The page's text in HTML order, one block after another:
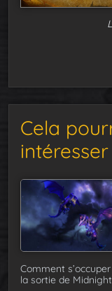
Cela
intéresser
Comment s’occuper
la sortie de